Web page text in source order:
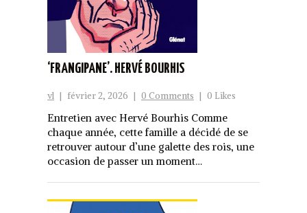
‘FRANGIPANE’. HERVÉ BOURHIS
vl | février 2, 2026 | 0 Comments | 0 Likes
Entretien avec Hervé Bourhis Comme
chaque année, cette famille a décidé de se
retrouver autour d’une galette des rois, une
occasion de passer un moment…